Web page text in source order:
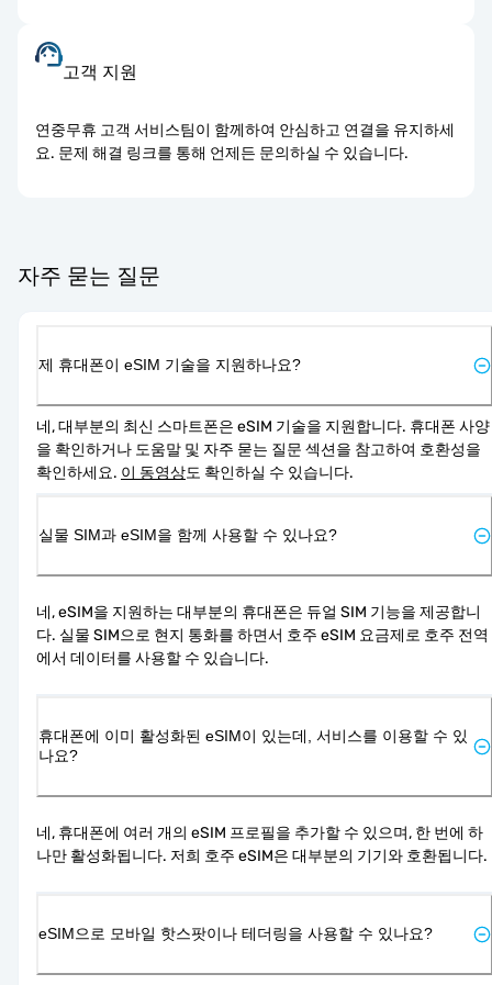
고객 지원
연중무휴 고객 서비스팀이 함께하여 안심하고 연결을 유지하세
요. 문제 해결 링크를 통해 언제든 문의하실 수 있습니다.
자주 묻는 질문
제 휴대폰이 eSIM 기술을 지원하나요?
네, 대부분의 최신 스마트폰은 eSIM 기술을 지원합니다. 휴대폰 사양
을 확인하거나 도움말 및 자주 묻는 질문 섹션을 참고하여 호환성을
확인하세요. 이 동영상도 확인하실 수 있습니다.
실물 SIM과 eSIM을 함께 사용할 수 있나요?
네, eSIM을 지원하는 대부분의 휴대폰은 듀얼 SIM 기능을 제공합니
다. 실물 SIM으로 현지 통화를 하면서 호주 eSIM 요금제로 호주 전역
에서 데이터를 사용할 수 있습니다.
휴대폰에 이미 활성화된 eSIM이 있는데, 서비스를 이용할 수 있
나요?
네, 휴대폰에 여러 개의 eSIM 프로필을 추가할 수 있으며, 한 번에 하
나만 활성화됩니다. 저희 호주 eSIM은 대부분의 기기와 호환됩니다.
eSIM으로 모바일 핫스팟이나 테더링을 사용할 수 있나요?